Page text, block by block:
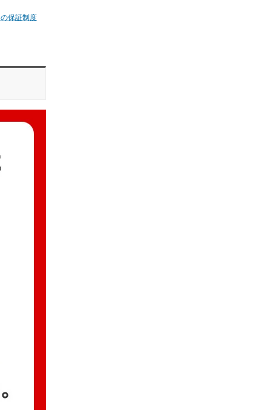
保証制度